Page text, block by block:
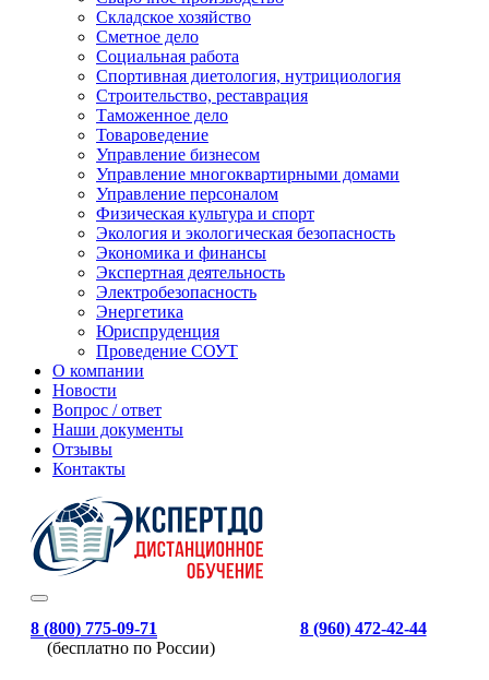
Складское хозяйство
Сметное дело
Социальная работа
Спортивная диетология, нутрициология
Строительство, реставрация
Таможенное дело
Товароведение
Управление бизнесом
Управление многоквартирными домами
Управление персоналом
Физическая культура и спорт
Экология и экологическая безопасность
Экономика и финансы
Экспертная деятельность
Электробезопасность
Энергетика
Юриспруденция
Проведение СОУТ
О компании
Новости
Вопрос / ответ
Наши документы
Отзывы
Контакты
8 (800) 775-09-71
(бесплатно по России)
8 (960) 472-42-44